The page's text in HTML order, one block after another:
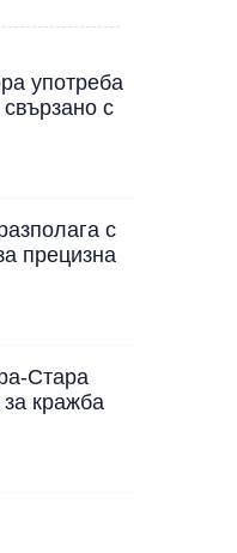
употреба
с
с
прецизна
Стара
кражба